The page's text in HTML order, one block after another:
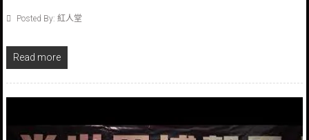
Posted By: 紅人堂
Read more